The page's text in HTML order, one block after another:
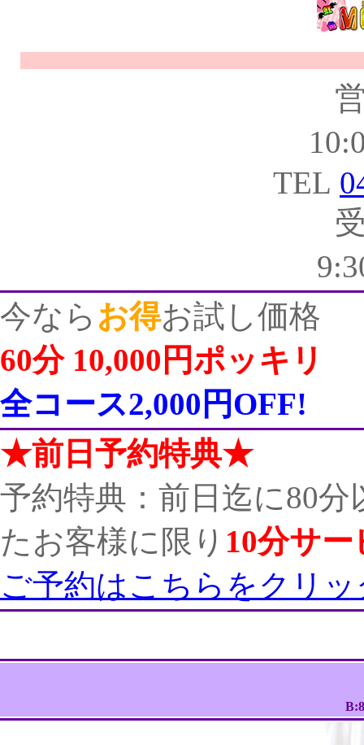
TEL
今なら お得お試し価格
60分 10,000円ポッキリ
全コース2,000円OFF!
★前日予約特典★
予約特典：前日迄に80
たお客様に限り 10分サー
ご予約はこちらをクリッ